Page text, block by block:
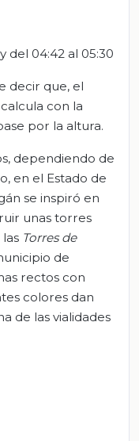
del 04:42 al 05:30
decir que, el
con la
por la altura.
dependiendo de
en el Estado de
se inspiró en
unas torres
Torres de
de
rectos con
colores dan
de las vialidades